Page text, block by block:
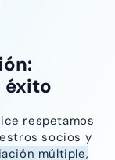
éxito
respetamos
socios y
múltiple,